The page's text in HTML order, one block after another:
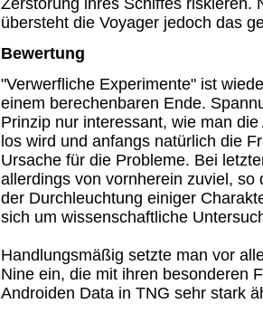
übersteht die Voyager jedoch das
Bewertung
"Verwerfliche Experimente" ist
einem berechenbaren Ende.
Prinzip nur interessant, wie man
los wird und anfangs natürlich die
Ursache für die Probleme. Bei
allerdings von vornherein zuviel, so
der Durchleuchtung einiger
sich um wissenschaftliche
Handlungsmäßig setzte man vor
Nine ein, die mit ihren besonderen
Androiden Data in TNG sehr stark